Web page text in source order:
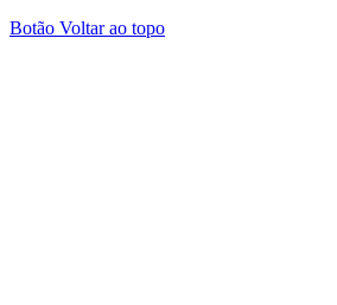
Botão Voltar ao topo